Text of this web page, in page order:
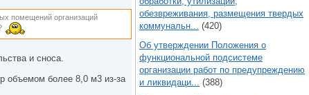
помещений организаций
и сноса.
объемом более 8,0 м3 из-за
обезвреживания, размещения твердых
коммунальн... (420)
Об утверждении Положения о
функциональной подсистеме
организации работ по предупреждению
и ликвидаци... (388)